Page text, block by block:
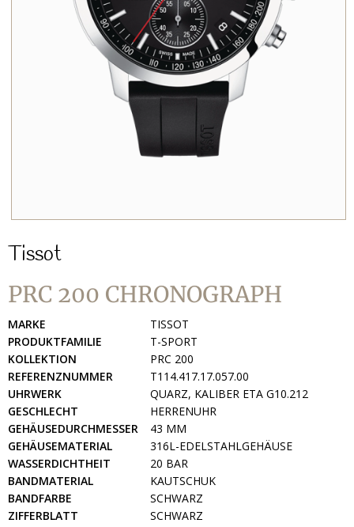
Tissot
PRC 200 CHRONOGRAPH
MARKE
TISSOT
PRODUKTFAMILIE
T-SPORT
KOLLEKTION
PRC 200
REFERENZNUMMER
T114.417.17.057.00
UHRWERK
QUARZ, KALIBER ETA G10.212
GESCHLECHT
HERRENUHR
GEHÄUSEDURCHMESSER
43 MM
GEHÄUSEMATERIAL
316L-EDELSTAHLGEHÄUSE
WASSERDICHTHEIT
20 BAR
BANDMATERIAL
KAUTSCHUK
BANDFARBE
SCHWARZ
ZIFFERBLATT
SCHWARZ